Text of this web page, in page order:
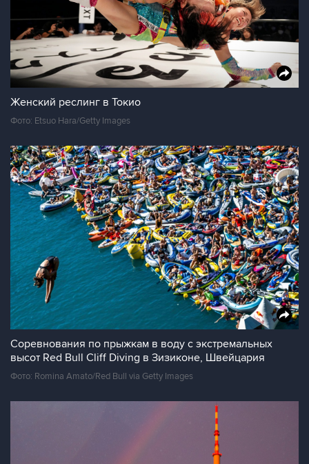
Женский реслинг в Токио
Фото: Etsuo Hara/Getty Images
Соревнования по прыжкам в воду с экстремальных
высот Red Bull Cliff Diving в Зизиконе, Швейцария
Фото: Romina Amato/Red Bull via Getty Images